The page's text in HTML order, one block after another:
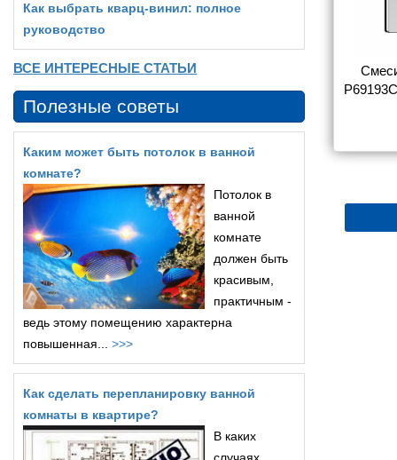
Y Y40-
с душем
180
Смеситель Rossinka Y Y35-
31 для ванны с душем
5 366
Как выбрать кварц‑винил: полное
руководство
ВСЕ ИНТЕРЕСНЫЕ СТАТЬИ
Полезные советы
Каким может быть потолок в ванной
комнате?
Потолок в
ванной
комнате
должен быть
красивым,
практичным -
ведь этому помещению характерна
повышенная... >>>
Как сделать перепланировку ванной
комнаты в квартире?
В каких